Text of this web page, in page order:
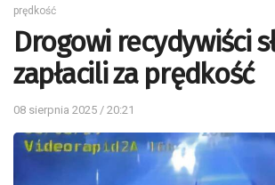
prędkość
Drogowi recydywiści
zapłacili za prędkość
08 sierpnia 2025 / 20:21